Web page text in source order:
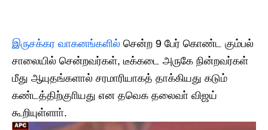
இருசக்கர வாகனங்களில் சென்ற 9 பேர் கொண்ட கும்பல்
சாலையில் சென்றவர்கள், டீக்கடை அருகே நின்றவர்கள்
மீது ஆயுதங்களால் சரமாரியாகத் தாக்கியது கடும்
கண்டத்திற்குாியது என தவெக தலைவா் விஜய்
கூறியுள்ளாா்.